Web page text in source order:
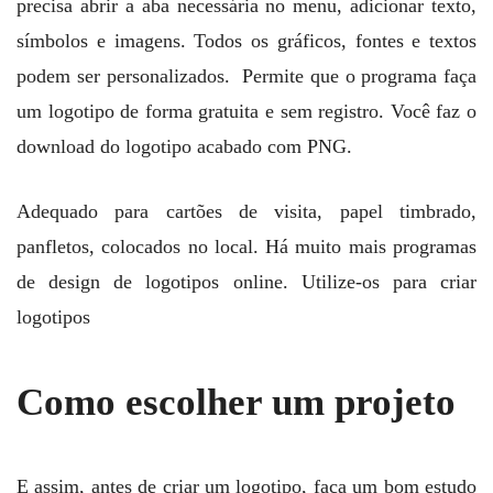
precisa abrir a aba necessária no menu, adicionar texto,
símbolos e imagens. Todos os gráficos, fontes e textos
podem ser personalizados. Permite que o programa faça
um logotipo de forma gratuita e sem registro. Você faz o
download do logotipo acabado com PNG.
Adequado para cartões de visita, papel timbrado,
panfletos, colocados no local. Há muito mais programas
de design de logotipos online. Utilize-os para criar
logotipos
Como escolher um projeto
E assim, antes de criar um logotipo, faça um bom estudo